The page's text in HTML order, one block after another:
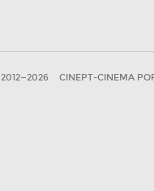
2012—2026 CINEPT-CINEMA